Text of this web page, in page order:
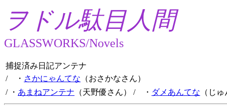
ヲドル駄目人間
GLASSWORKS/Novels
捕捉済み日記アンテナ
/ ・ さかにゃんてな （おさかなさん）
/ ・ あまねアンテナ （天野優さん） / ・ ダメあんてな （じ